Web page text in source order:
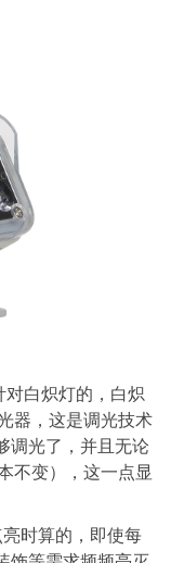
白炽灯的，白炽
器，这是调光技术
调光了，并且无论
不变），这一点显
时算的，即使每